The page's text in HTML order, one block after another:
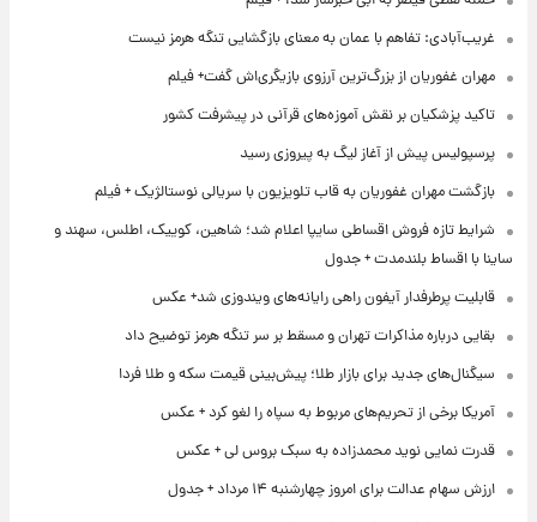
غریب‌آبادی: تفاهم با عمان به معنای بازگشایی تنگه هرمز نیست
مهران غفوریان از بزرگ‌ترین آرزوی بازیگری‌اش گفت+ فیلم
تاکید پزشکیان بر نقش آموزه‌های قرآنی در پیشرفت کشور
پرسپولیس پیش از آغاز لیگ به پیروزی رسید
بازگشت مهران غفوریان به قاب تلویزیون با سریالی نوستالژیک + فیلم
شرایط تازه فروش اقساطی سایپا اعلام شد؛ شاهین، کوییک، اطلس، سهند و
ساینا با اقساط بلندمدت + جدول
قابلیت پرطرفدار آیفون راهی رایانه‌های ویندوزی شد+ عکس
بقایی درباره مذاکرات تهران و مسقط بر سر تنگه هرمز توضیح داد
سیگنال‌های جدید برای بازار طلا؛ پیش‌بینی قیمت سکه و طلا فردا
آمریکا برخی از تحریم‌های مربوط به سپاه را لغو کرد + عکس
قدرت نمایی نوید محمدزاده به سبک بروس لی + عکس
ارزش سهام عدالت برای امروز چهارشنبه ۱۴ مرداد + جدول